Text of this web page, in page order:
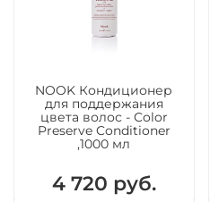
NOOK Кондиционер
для поддержания
цвета волос - Color
Preserve Conditioner
,1000 мл
4 720 руб.